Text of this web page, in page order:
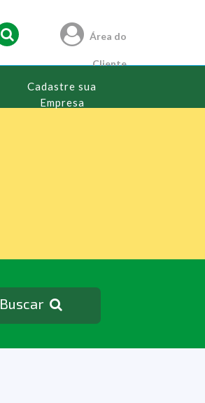
Área do
Cliente
Cadastre sua
Empresa
Buscar